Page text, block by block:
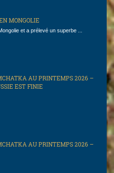
MONGOLIE
et a prélevé un superbe ...
AU PRINTEMPS 2026 –
EST FINIE
AU PRINTEMPS 2026 –